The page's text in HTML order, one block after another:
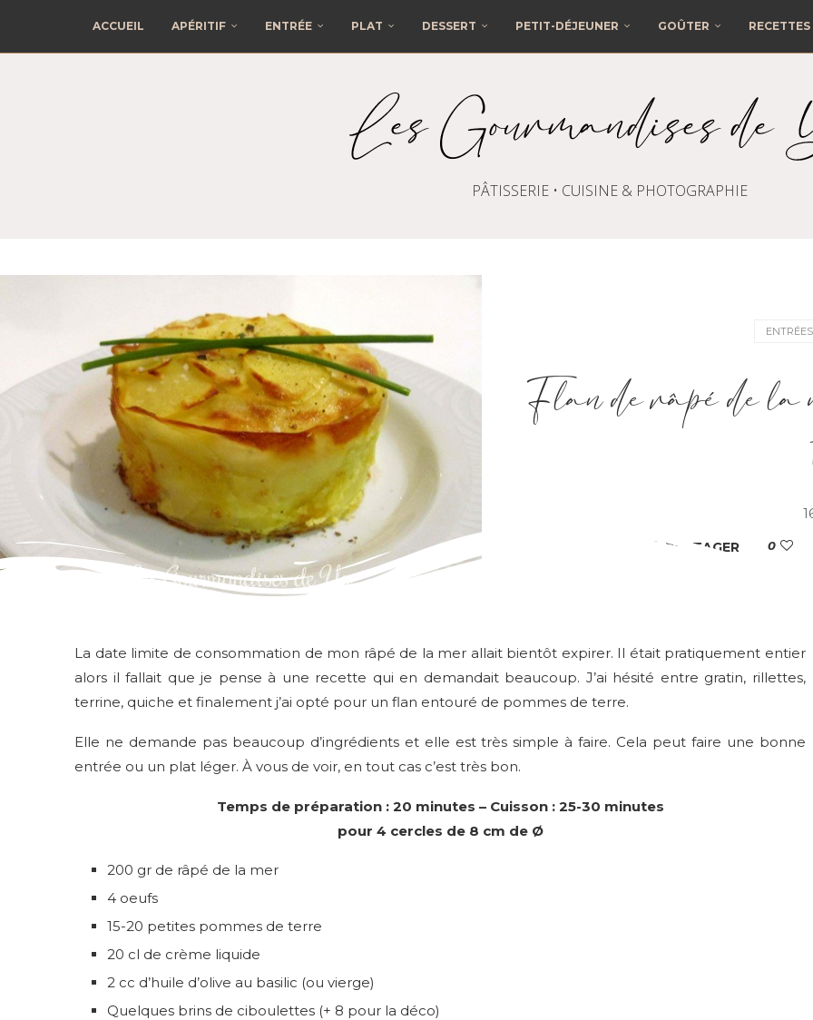
ACCUEIL APÉRITIF ENTRÉE PLAT DESSERT PETIT-DÉJEUNER GOÛTER
PÂTISSERIE • CUISINE & PHOTOGRAPHIE
Flan de râpé de la
PARTAGER 0
La date limite de consommation de mon râpé de la mer allait bientôt expirer. Il était pratiquement entier
alors il fallait que je pense à une recette qui en demandait beaucoup. J’ai hésité entre gratin, rillettes,
terrine, quiche et finalement j’ai opté pour un flan entouré de pommes de terre.
Elle ne demande pas beaucoup d’ingrédients et elle est très simple à faire. Cela peut faire une bonne
entrée ou un plat léger. À vous de voir, en tout cas c’est très bon.
Temps de préparation : 20 minutes – Cuisson : 25-30 minutes
pour 4 cercles de 8 cm de Ø
200 gr de râpé de la mer
4 oeufs
15-20 petites pommes de terre
20 cl de crème liquide
2 cc d’huile d’olive au basilic (ou vierge)
Quelques brins de ciboulettes (+ 8 pour la déco)